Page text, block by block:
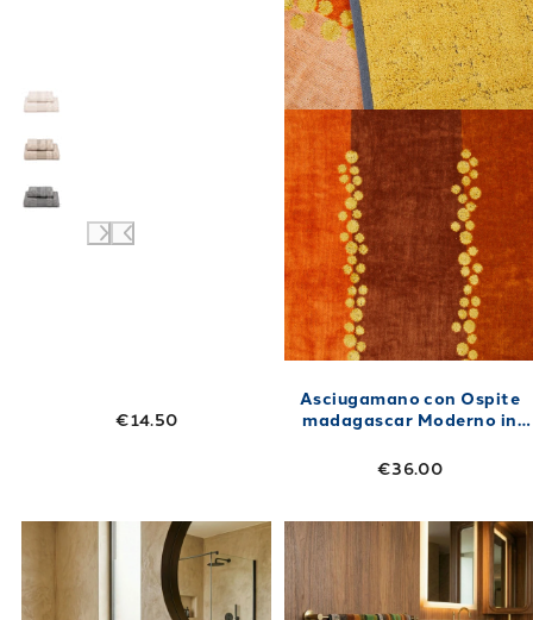
€14.50
Asciugamano con Ospite
madagascar Moderno in
€36.00
Link to "Asciugamano con Ospite Ibiza
Link to "